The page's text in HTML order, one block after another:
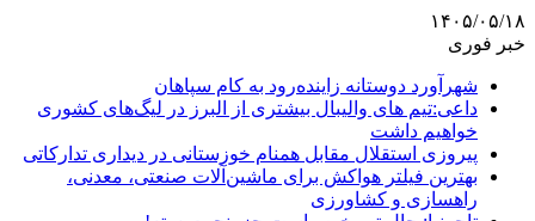
۱۴۰۵/۰۵/۱۸
خبر فوری
شهرآورد دوستانه زاینده‌رود به کام سپاهان
داعی:تیم های والیبال بیشتری از البرز در لیگ‌های کشوری
خواهیم داشت
پیروزی استقلال مقابل همنام خوزستانی در دیداری تدارکاتی
بهترین فیلتر هواکش برای ماشین‌آلات صنعتی، معدنی،
راهسازی و کشاورزی